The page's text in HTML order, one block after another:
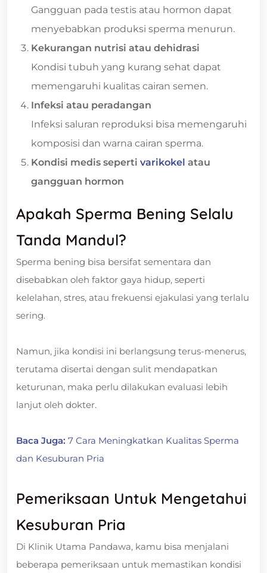
Gangguan pada testis atau hormon dapat
menyebabkan produksi sperma menurun.
Kekurangan nutrisi atau dehidrasi
Kondisi tubuh yang kurang sehat dapat
memengaruhi kualitas cairan semen.
Infeksi atau peradangan
Infeksi saluran reproduksi bisa memengaruhi
komposisi dan warna cairan sperma.
Kondisi medis seperti varikokel atau
gangguan hormon
Apakah Sperma Bening Selalu
Tanda Mandul?
Sperma bening bisa bersifat sementara dan
disebabkan oleh faktor gaya hidup, seperti
kelelahan, stres, atau frekuensi ejakulasi yang terlalu
sering.
Namun, jika kondisi ini berlangsung terus-menerus,
terutama disertai dengan sulit mendapatkan
keturunan, maka perlu dilakukan evaluasi lebih
lanjut oleh dokter.
Baca Juga: 7 Cara Meningkatkan Kualitas Sperma
dan Kesuburan Pria
Pemeriksaan Untuk Mengetahui
Kesuburan Pria
Di Klinik Utama Pandawa, kamu bisa menjalani
beberapa pemeriksaan untuk memastikan kondisi